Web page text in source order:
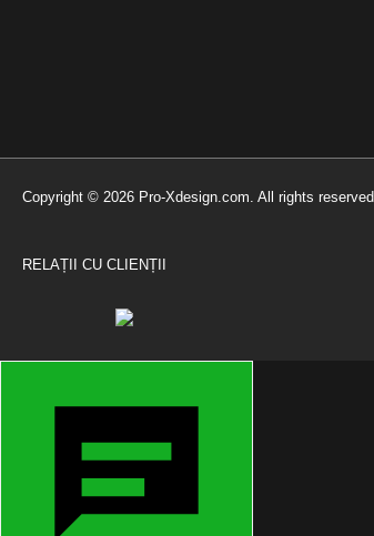
Copyright © 2026 Pro-Xdesign.com. All rights reserved
RELAȚII CU CLIENȚII